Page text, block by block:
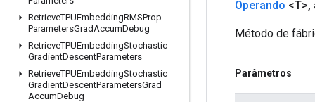
RetrieveTPUEmbeddingRMSProp
ParametersGradAccumDebug
RetrieveTPUEmbeddingStochastic
GradientDescentParameters
RetrieveTPUEmbeddingStochastic
GradientDescentParametersGrad
AccumDebug
Operando <T>,
Método de
Parâmetros